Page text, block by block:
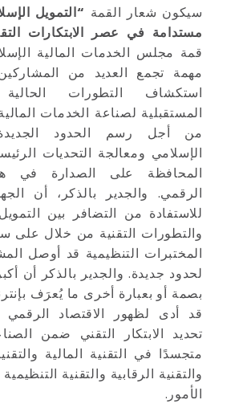
سيكون شعار القمة “التمويل
مستدامة في عصر الابتكارات
قمة مجلس الخدمات المالية
مهمة تجمع العديد من
استكشاف التطورات الحالية
المستقبلية لصناعة الخدمات
من أجل رسم الحدود الجديدة
الإسلامي ومعالجة التحديات
المحافظة على الصدارة في
الرقمي. والجدير بالذكر، أن
للاستفادة من التضافر بين
والتطورات التقنية من خلال على
المختبرات التنظيمية قد أوصل
لحدود جديدة. والجدير بالذكر أن
بصمة أو بعبارة أخرى ما يُعرَف
قد أدى لظهور الاقتصاد الرقمي
تحديد الابتكار التقني ضمن
متجسدًا في التقنية المالية
والتقنية الرقابية والتقنية
الأمور.